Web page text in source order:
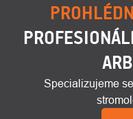
Specializujeme